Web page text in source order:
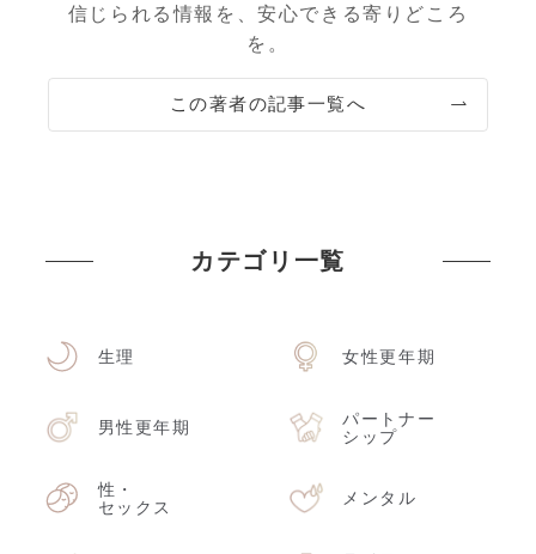
信じられる情報を、安心できる寄りどころ
を。
この著者の記事一覧へ
カテゴリ一覧
生理 女性更年期
男性更年期
パートナー
シップ
性・
セックス
メンタル